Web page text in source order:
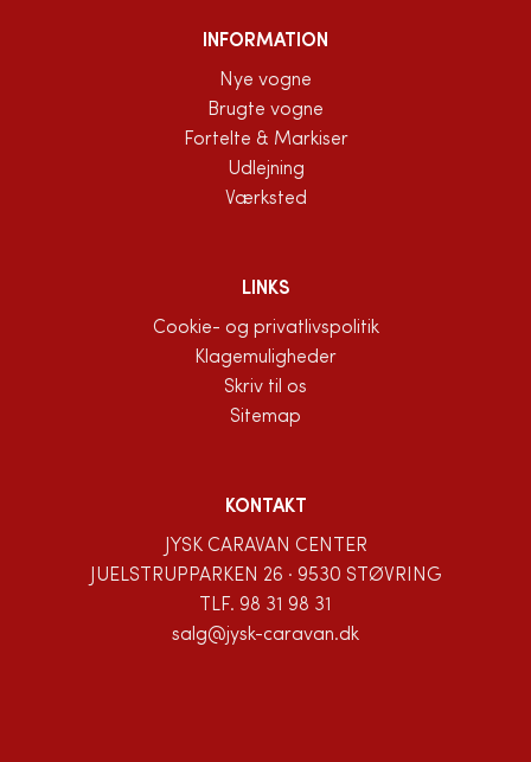
INFORMATION
Nye vogne
Brugte vogne
Fortelte & Markiser
Udlejning
Værksted
LINKS
Cookie- og privatlivspolitik
Klagemuligheder
Skriv til os
Sitemap
KONTAKT
JYSK CARAVAN CENTER
JUELSTRUPPARKEN 26 · 9530 STØVRING
TLF. 98 31 98 31
salg@jysk-caravan.dk